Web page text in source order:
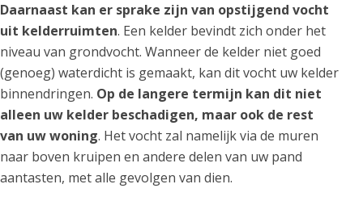
Daarnaast kan er sprake zijn van opstijgend vocht
uit kelderruimten. Een kelder bevindt zich onder het
niveau van grondvocht. Wanneer de kelder niet goed
(genoeg) waterdicht is gemaakt, kan dit vocht uw kelder
binnendringen. Op de langere termijn kan dit niet
alleen uw kelder beschadigen, maar ook de rest
van uw woning. Het vocht zal namelijk via de muren
naar boven kruipen en andere delen van uw pand
aantasten, met alle gevolgen van dien.